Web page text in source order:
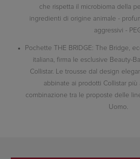
che rispetta il microbioma della
ingredienti di origine animale -
aggressivi -
Pochette THE BRIDGE: The Bridge,
italiana, firma le esclusive Beauty-
Collistar. Le trousse dal design
abbinate ai prodotti Collistar più
combinazione tra le proposte delle
Uomo.